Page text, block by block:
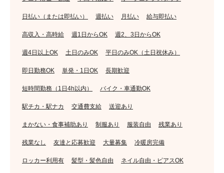
日払い（または即払い） 週払い 月払い 給与即払い
高収入・高時給 週1日からOK 週2、3日からOK
週4日以上OK 土日のみOK 平日のみOK（土日祝休み）
即日勤務OK 単発・1日OK 長期歓迎
短時間勤務（1日4h以内） バイク・車通勤OK
駅チカ・駅ナカ 交通費支給 送迎あり
まかない・食事補助あり 制服あり 服装自由 残業あり
残業なし 友達と応募歓迎 大量募集 冷暖房完備
ロッカー利用有 髪型・髪色自由 ネイル自由・ピアスOK